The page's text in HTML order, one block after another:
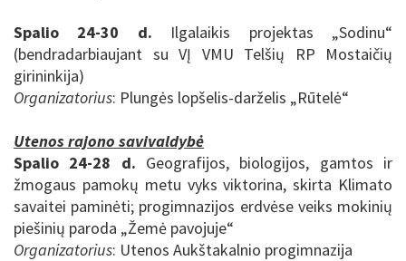
Spalio 24-30 d. Ilgalaikis projektas „Sodinu“
(bendradarbiaujant su VĮ VMU Telšių RP Mostaičių
girininkija)
Organizatorius: Plungės lopšelis-darželis „Rūtelė“
Utenos rajono savivaldybė
Spalio 24-28 d. Geografijos, biologijos, gamtos ir
žmogaus pamokų metu vyks viktorina, skirta Klimato
savaitei paminėti; progimnazijos erdvėse veiks mokinių
piešinių paroda „Žemė pavojuje“
Organizatorius: Utenos Aukštakalnio progimnazija